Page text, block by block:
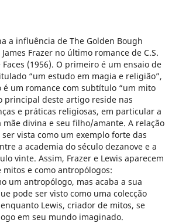
a influência de The Golden Bough
Frazer no último romance de C.S.
Faces (1956). O primeiro é um ensaio de
“um estudo em magia e religião”,
um romance com subtítulo “um mito
principal deste artigo reside nas
e práticas religiosas, em particular a
divina e seu filho/amante. A relação
ser vista como um exemplo forte das
a academia do século dezanove e a
vinte. Assim, Frazer e Lewis aparecem
mitos e como antropólogos:
um antropólogo, mas acaba a sua
pode ser visto como uma colecção
Lewis, criador de mitos, se
em seu mundo imaginado.